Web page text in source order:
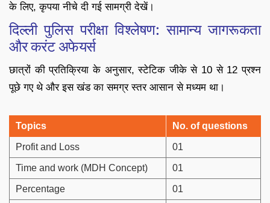
के लिए, कृपया नीचे दी गई सामग्री देखें।
दिल्ली पुलिस परीक्षा विश्लेषण: सामान्य जागरूकता
और करंट अफेयर्स
छात्रों की प्रतिक्रिया के अनुसार, स्टेटिक जीके से 10 से 12 प्रश्न
पूछे गए थे और इस खंड का समग्र स्तर आसान से मध्यम था।
Topics No. of questions
Profit and Loss 01
Time and work (MDH Concept) 01
Percentage 01